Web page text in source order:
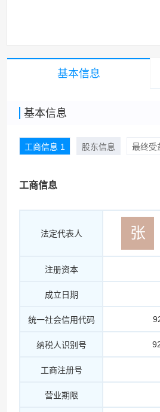
基本信息
基本信息
工商信息 1 股东信息 最终受
工商信息
法定代表人 张
注册资本
成立日期
统一社会信用代码
纳税人识别号
工商注册号
营业期限